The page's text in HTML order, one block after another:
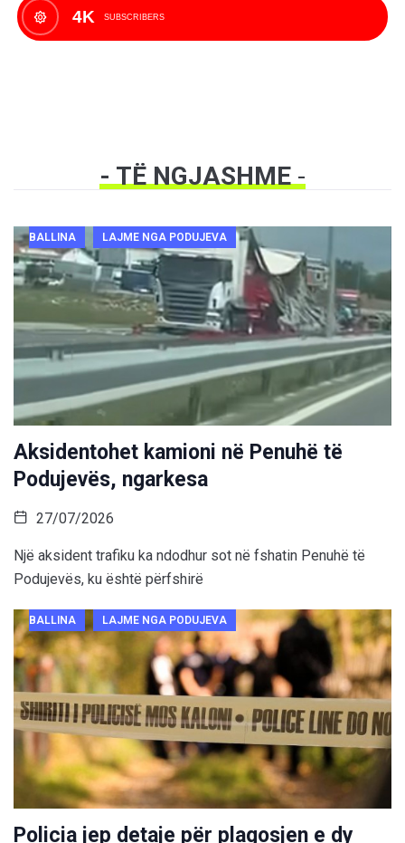
4K SUBSCRIBERS
- TË NGJASHME-
BALLINA LAJME NGA PODUJEVA
Aksidentohet kamioni në Penuhë të
Podujevës, ngarkesa
27/07/2026
Një aksident trafiku ka ndodhur sot në fshatin Penuhë të
Podujevës, ku është përfshirë
BALLINA LAJME NGA PODUJEVA
Policia jep detaje për plagosjen e dy